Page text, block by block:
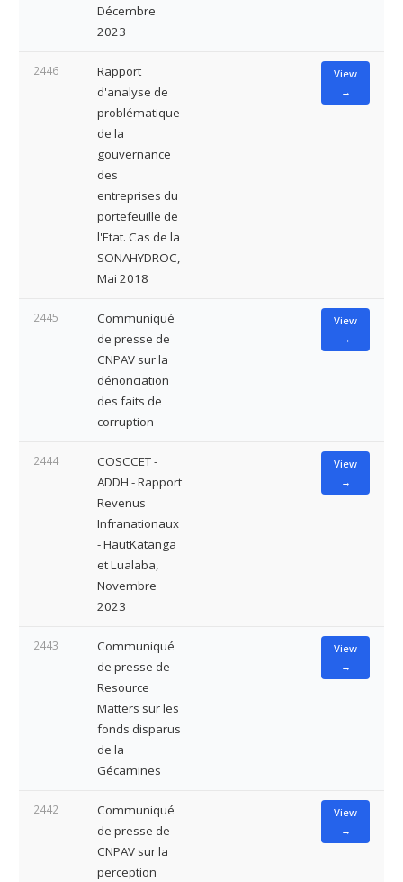
Décembre
2023
2446
Rapport
d'analyse de
problématique
de la
gouvernance
des
entreprises du
portefeuille de
l'Etat. Cas de la
SONAHYDROC,
Mai 2018
View
→
2445
Communiqué
de presse de
CNPAV sur la
dénonciation
des faits de
corruption
View
→
2444
COSCCET -
ADDH - Rapport
Revenus
Infranationaux
- HautKatanga
et Lualaba,
Novembre
2023
View
→
2443
Communiqué
de presse de
Resource
Matters sur les
fonds disparus
de la
Gécamines
View
→
2442
Communiqué
de presse de
CNPAV sur la
perception
View
→